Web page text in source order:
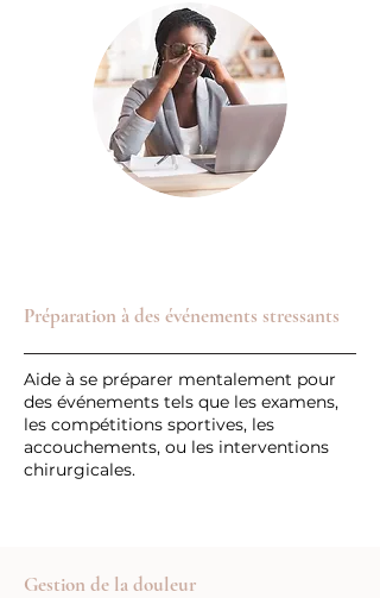
Préparation à des événements stressants
Aide à se préparer mentalement pour
des événements tels que les examens,
les compétitions sportives, les
accouchements, ou les interventions
chirurgicales.
Gestion de la douleur